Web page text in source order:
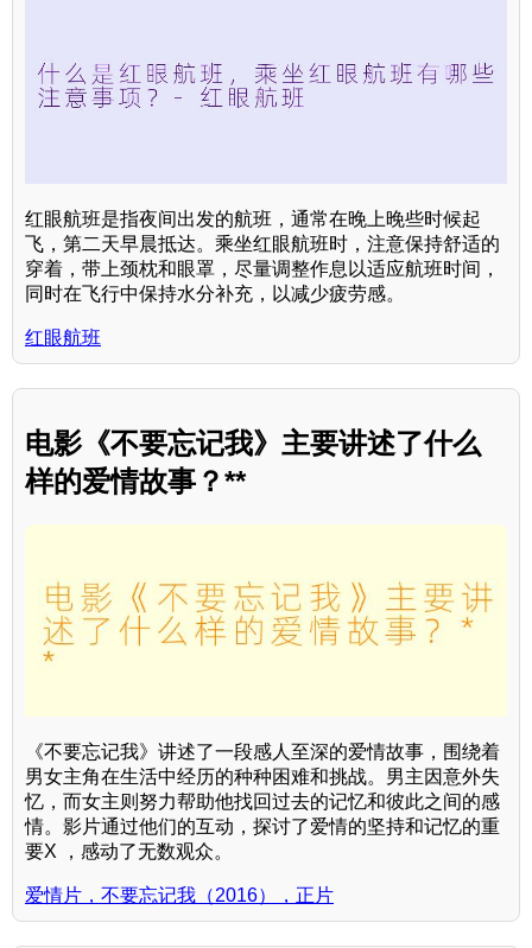
红眼航班是指夜间出发的航班，通常在晚上晚些时候起
飞，第二天早晨抵达。乘坐红眼航班时，注意保持舒适的
穿着，带上颈枕和眼罩，尽量调整作息以适应航班时间，
同时在飞行中保持水分补充，以减少疲劳感。
红眼航班
电影《不要忘记我》主要讲述了什么
样的爱情故事？**
《不要忘记我》讲述了一段感人至深的爱情故事，围绕着
男女主角在生活中经历的种种困难和挑战。男主因意外失
忆，而女主则努力帮助他找回过去的记忆和彼此之间的感
情。影片通过他们的互动，探讨了爱情的坚持和记忆的重
要X ，感动了无数观众。
爱情片，不要忘记我（2016），正片